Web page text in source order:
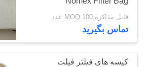
نقل قول
نقشه
سایت
کیسه فیلتر مایع
244
قابل مذاکره MOQ:100 عدد
تماس بگیرید
کیسه های فیلتر فیلت